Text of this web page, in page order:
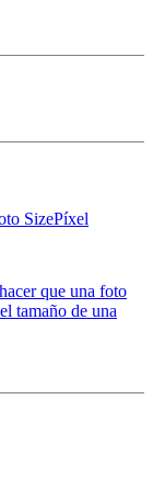
SizePíxel
que una foto
tamaño de una